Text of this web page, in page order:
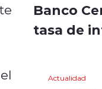
Banco
tasa de
Actualidad